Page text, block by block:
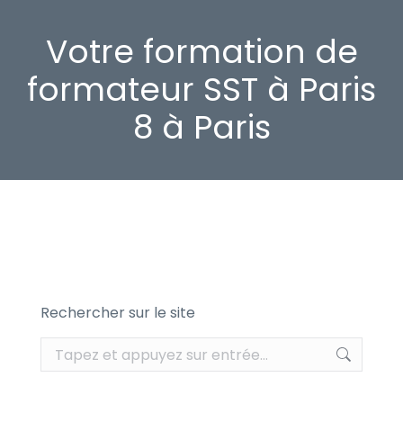
Votre formation de
formateur SST à Paris
8 à Paris
Rechercher sur le site
Recherche
: